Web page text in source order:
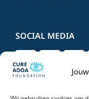
SOCIAL MEDIA